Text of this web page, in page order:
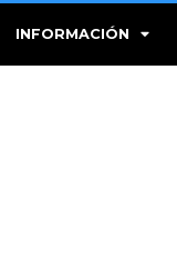
INFORMACIÓN